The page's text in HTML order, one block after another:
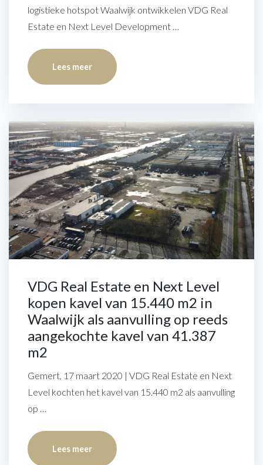
logistieke hotspot Waalwijk ontwikkelen VDG Real
Estate en Next Level Development …
Lees meer
VDG Real Estate en Next Level
kopen kavel van 15.440 m2 in
Waalwijk als aanvulling op reeds
aangekochte kavel van 41.387
m2
Gemert, 17 maart 2020 | VDG Real Estate en Next
Level kochten het kavel van 15.440 m2 als aanvulling
op …
Lees meer